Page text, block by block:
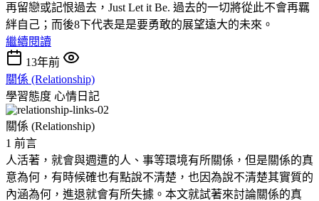
再留戀或記恨過去，Just Let it Be. 過去的一切將從此不會再羈
絆自己；而後8下代表是是要勇敢的展望遠大的未來。
繼續閱讀
13年前
關係 (Relationship)
學習態度 心情日記
關係 (Relationship)
1 前言
人活著，就會與週遭的人、事等環境有所關係，但是關係的真
意為何，有時候確也有點說不清楚，也因為說不清楚其實質的
內涵為何，進退就會有所失據。本文就試著來討論關係的真